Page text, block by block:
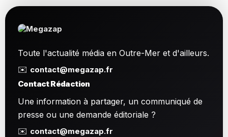
Toute l'actualité média en Outre-Mer et d'ailleurs.
✉️ contact@megazap.fr
Contact Rédaction
Une information à partager, un communiqué de
presse ou une demande éditoriale ?
✉️ contact@megazap.fr